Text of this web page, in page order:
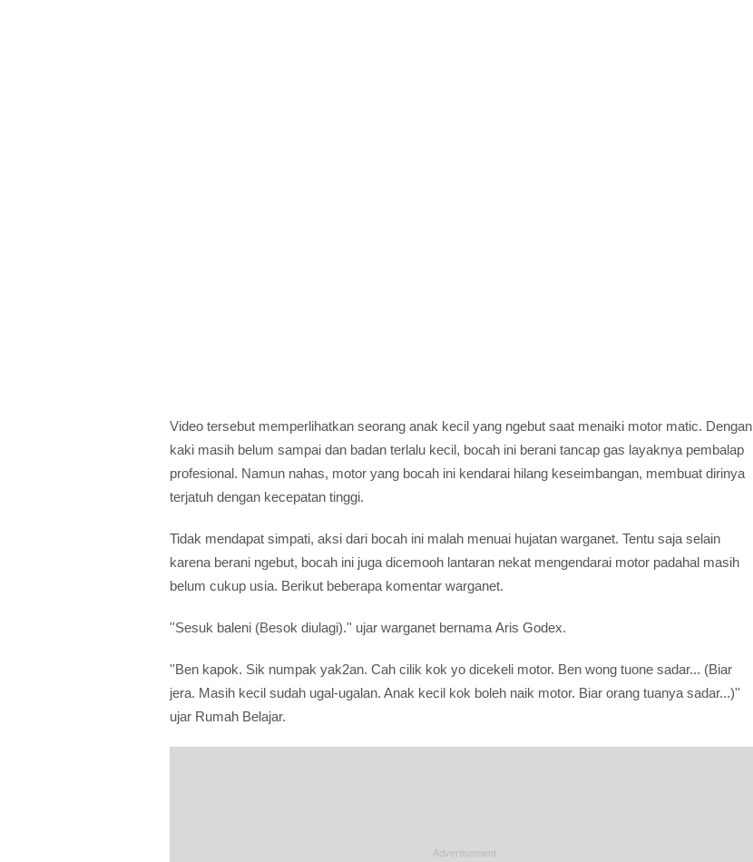
Video tersebut memperlihatkan seorang anak kecil yang ngebut saat menaiki motor matic. Dengan
kaki masih belum sampai dan badan terlalu kecil, bocah ini berani tancap gas layaknya pembalap
profesional. Namun nahas, motor yang bocah ini kendarai hilang keseimbangan, membuat dirinya
terjatuh dengan kecepatan tinggi.
Tidak mendapat simpati, aksi dari bocah ini malah menuai hujatan warganet. Tentu saja selain
karena berani ngebut, bocah ini juga dicemooh lantaran nekat mengendarai motor padahal masih
belum cukup usia. Berikut beberapa komentar warganet.
''Sesuk baleni (Besok diulagi).'' ujar warganet bernama Aris Godex.
''Ben kapok. Sik numpak yak2an. Cah cilik kok yo dicekeli motor. Ben wong tuone sadar... (Biar
jera. Masih kecil sudah ugal-ugalan. Anak kecil kok boleh naik motor. Biar orang tuanya sadar...)''
ujar Rumah Belajar.